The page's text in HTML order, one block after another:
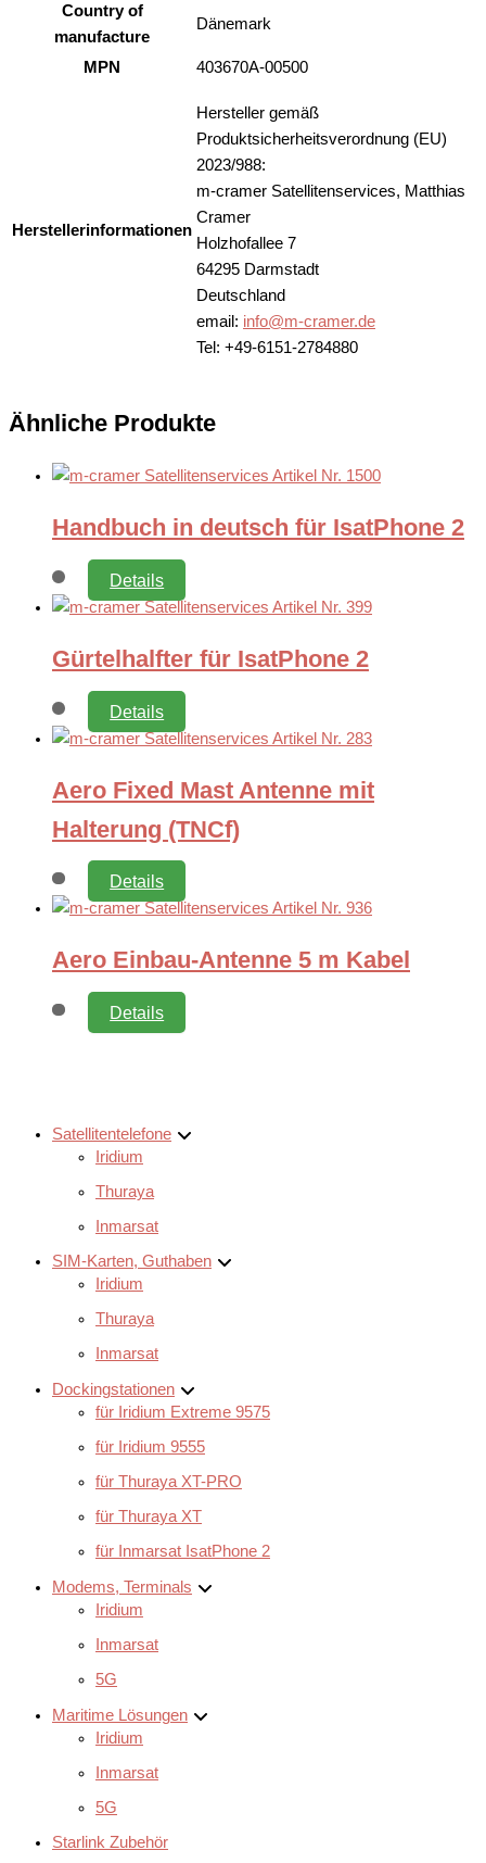
Satellitentelefone
Iridium
Thuraya
Inmarsat
SIM-Karten, Guthaben
Iridium
Thuraya
Inmarsat
Dockingstationen
für Iridium Extreme 9575
für Iridium 9555
für Thuraya XT-PRO
für Thuraya XT
für Inmarsat IsatPhone 2
Modems, Terminals
Iridium
Inmarsat
5G
Maritime Lösungen
Iridium
Inmarsat
5G
Starlink Zubehör
Country of
manufacture
Dänemark
MPN 403670A-00500
Herstellerinformationen
Hersteller gemäß
Produktsicherheitsverordnung (EU)
2023/988:
m-cramer Satellitenservices, Matthias
Cramer
Holzhofallee 7
64295 Darmstadt
Deutschland
email: info@m-cramer.de
Tel: +49-6151-2784880
Ähnliche Produkte
Handbuch in deutsch für IsatPhone 2
Details
Gürtelhalfter für IsatPhone 2
Details
Aero Fixed Mast Antenne mit
Halterung (TNCf)
Details
Aero Einbau-Antenne 5 m Kabel
Details